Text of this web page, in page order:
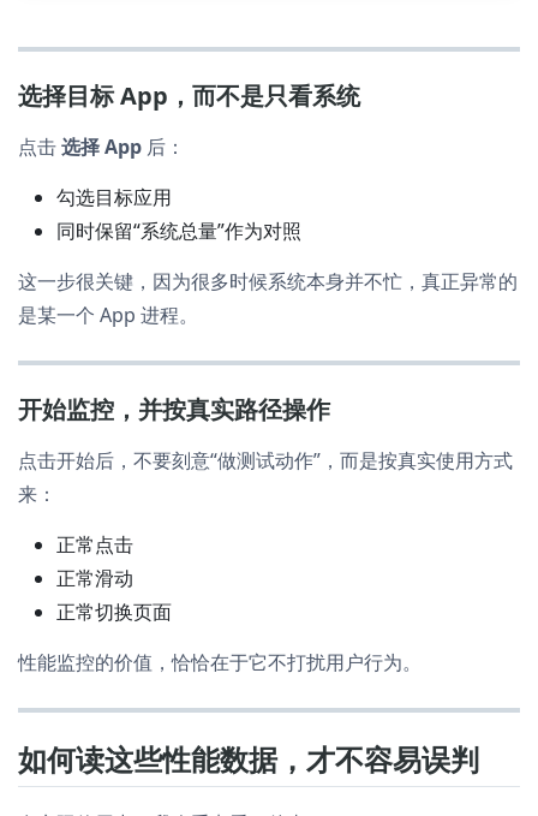
选择目标 App，而不是只看系统
点击选择 App 后：
勾选目标应用
同时保留“系统总量”作为对照
这一步很关键，因为很多时候系统本身并不忙，真正异常的
是某一个 App 进程。
开始监控，并按真实路径操作
点击开始后，不要刻意“做测试动作”，而是按真实使用方式
来：
正常点击
正常滑动
正常切换页面
性能监控的价值，恰恰在于它不打扰用户行为。
如何读这些性能数据，才不容易误判